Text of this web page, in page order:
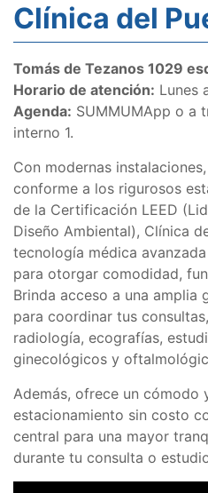
Clínica del
Tomás de Tezanos 1029
Horario de atención: Lunes
Agenda: SUMMUMApp o a
interno 1.
Con modernas
conforme a los rigurosos
de la Certificación LEED
Diseño Ambiental), Clínica
tecnología médica
para otorgar comodidad,
Brinda acceso a una amplia
para coordinar tus
radiología, ecografías,
ginecológicos y
Además, ofrece un cómodo
estacionamiento sin costo
central para una mayor
durante tu consulta o